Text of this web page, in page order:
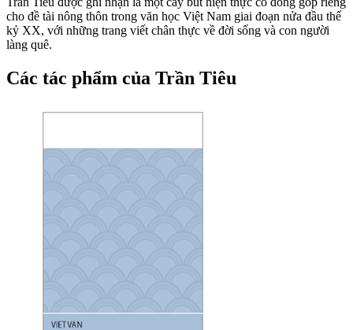
cho đề tài nông thôn trong văn học Việt Nam giai đoạn nửa đầu thế
kỷ XX, với những trang viết chân thực về đời sống và con người
làng quê.
Các tác phẩm của Trần Tiêu